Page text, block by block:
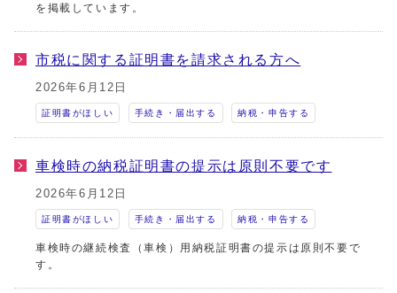
を掲載しています。
市税に関する証明書を請求される方へ
2026年6月12日
証明書がほしい 手続き・届出する 納税・申告する
車検時の納税証明書の提示は原則不要です
2026年6月12日
証明書がほしい 手続き・届出する 納税・申告する
車検時の継続検査（車検）用納税証明書の提示は原則不要で
す。